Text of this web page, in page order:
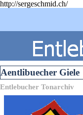
http://sergeschmid.ch/
Aentlibuecher Giele
Entlebucher Tonarchiv